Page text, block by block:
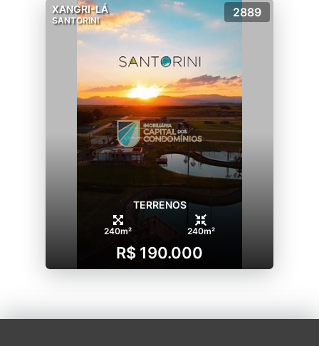
XANGRI-LÁ
SANTORINI
2889
TERRENOS
240m² 240m²
R$ 190.000